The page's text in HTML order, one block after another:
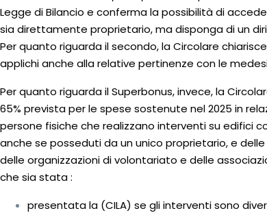
Legge di Bilancio e conferma la possibilità di
sia direttamente proprietario, ma disponga di un
Per quanto riguarda il secondo, la Circolare
applichi anche alla relative pertinenze con le
Per quanto riguarda il Superbonus, invece, la
65% prevista per le spese sostenute nel 2025 in
persone fisiche che realizzano interventi su edifici
anche se posseduti da un unico proprietario, e
delle organizzazioni di volontariato e delle
che sia stata :
presentata la (CILA) se gli interventi sono